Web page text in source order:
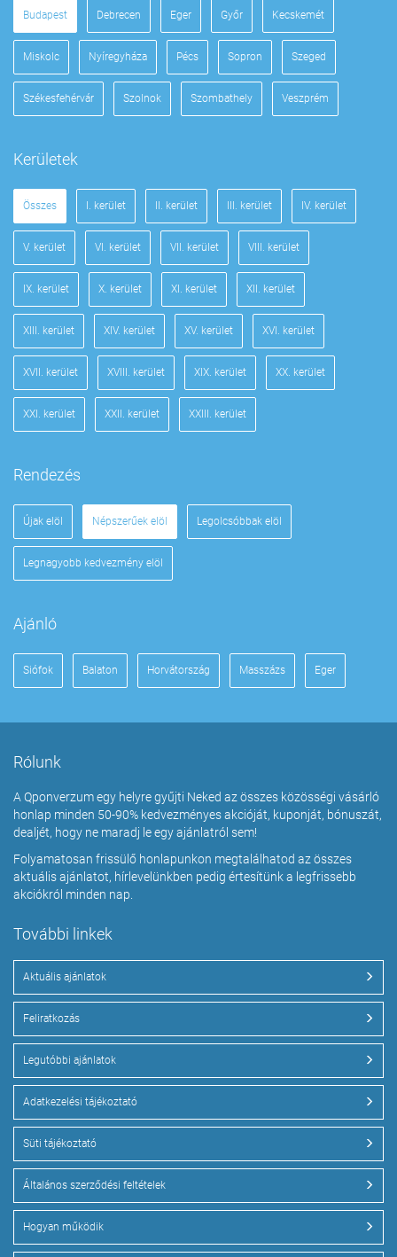
Budapest Debrecen Eger Győr Kecskemét
Miskolc Nyíregyháza Pécs Sopron Szeged
Székesfehérvár Szolnok Szombathely Veszprém
Kerületek
Összes I. kerület II. kerület III. kerület IV. kerület
V. kerület VI. kerület VII. kerület VIII. kerület
IX. kerület X. kerület XI. kerület XII. kerület
XIII. kerület XIV. kerület XV. kerület XVI. kerület
XVII. kerület XVIII. kerület XIX. kerület XX. kerület
XXI. kerület XXII. kerület XXIII. kerület
Rendezés
Újak elöl Népszerűek elöl Legolcsóbbak elöl
Legnagyobb kedvezmény elöl
Ajánló
Siófok Balaton Horvátország Masszázs Eger
Rólunk
A Qponverzum egy helyre gyűjti Neked az összes közösségi vásárló
honlap minden 50-90% kedvezményes akcióját, kuponját, bónuszát,
dealjét, hogy ne maradj le egy ajánlatról sem!
Folyamatosan frissülő honlapunkon megtalálhatod az összes
aktuális ajánlatot, hírlevelünkben pedig értesítünk a legfrissebb
akciókról minden nap.
További linkek
Aktuális ajánlatok
Feliratkozás
Legutóbbi ajánlatok
Adatkezelési tájékoztató
Süti tájékoztató
Általános szerződési feltételek
Hogyan működik